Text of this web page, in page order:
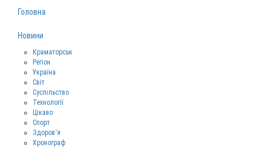
Головна
Новини
Краматорськ
Регіон
Україна
Світ
Суспільство
Технології
Цікаво
Спорт
Здоров‘я
Хронограф